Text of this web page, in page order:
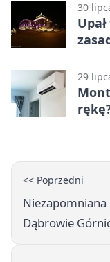
30
29
<< Poprzedni
Dąbrowie